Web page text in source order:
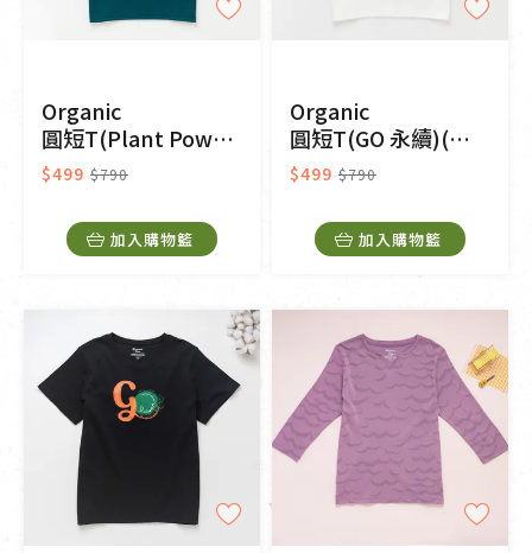
Organic
圓短T(Plant Power)(綠色)
$499 $790
加入購物籃
Organic
圓短T(GO 永續)(白色)
$499 $790
加入購物籃